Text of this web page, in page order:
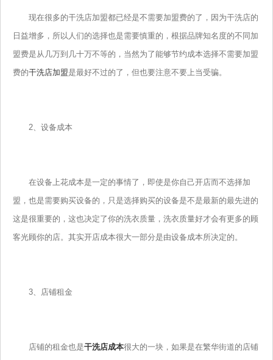
现在很多的干洗店加盟都已经是不需要加盟费的了，因为干洗店的
日益增多，所以人们的选择也是需要慎重的，根据品牌知名度的不同加
盟费是从几万到几十万不等的，当然为了能够节约成本选择不需要加盟
费的干洗店加盟是最好不过的了，但也要注意不要上当受骗。
2、设备成本
在设备上花成本是一定的事情了，即使是你自己开店而不选择加
盟，也是需要购买设备的，只是选择购买的设备是不是最新的最先进的
这是很重要的，这也决定了你的洗衣质量，洗衣质量好才会有更多的顾
客光顾你的店。其实开店成本很大一部分是由设备成本所决定的。
3、店铺租金
店铺的租金也是干洗店成本很大的一块，如果是在繁华街道的店铺